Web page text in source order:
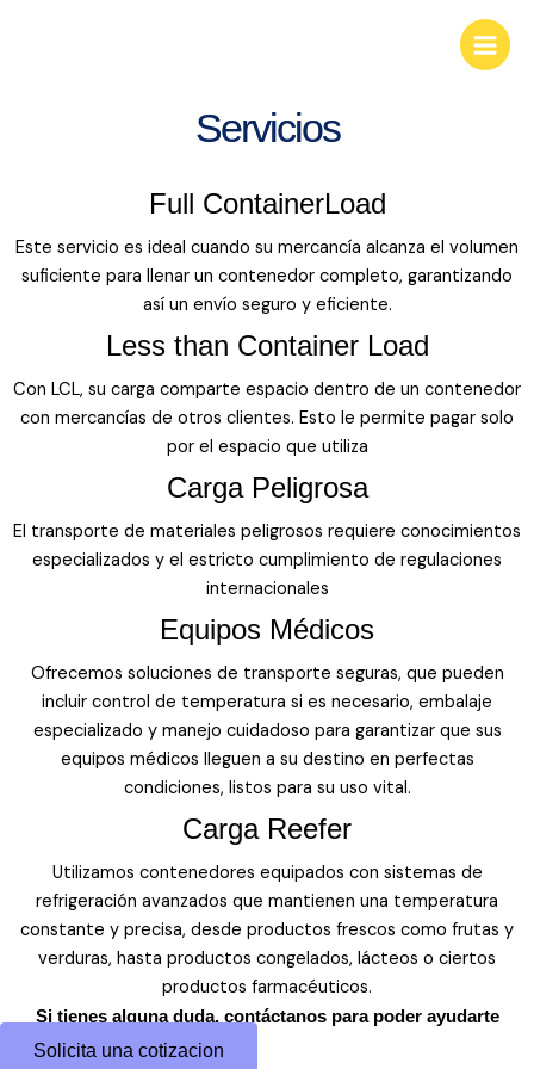
Main
Menu
Servicios
Full ContainerLoad
Este servicio es ideal cuando su mercancía alcanza el volumen
suficiente para llenar un contenedor completo, garantizando
así un envío seguro y eficiente.
Less than Container Load
Con LCL, su carga comparte espacio dentro de un contenedor
con mercancías de otros clientes. Esto le permite pagar solo
por el espacio que utiliza
Carga Peligrosa
El transporte de materiales peligrosos requiere conocimientos
especializados y el estricto cumplimiento de regulaciones
internacionales
Equipos Médicos
Ofrecemos soluciones de transporte seguras, que pueden
incluir control de temperatura si es necesario, embalaje
especializado y manejo cuidadoso para garantizar que sus
equipos médicos lleguen a su destino en perfectas
condiciones, listos para su uso vital.
Carga Reefer
Utilizamos contenedores equipados con sistemas de
refrigeración avanzados que mantienen una temperatura
constante y precisa, desde productos frescos como frutas y
verduras, hasta productos congelados, lácteos o ciertos
productos farmacéuticos.
Si tienes alguna duda, contáctanos para poder ayudarte
Solicita una cotizacion